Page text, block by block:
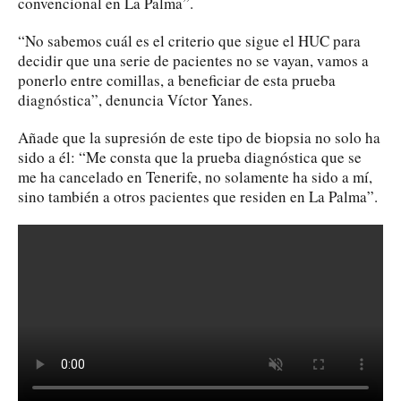
“No sabemos cuál es el criterio que sigue el HUC para
decidir que una serie de pacientes no se vayan, vamos a
ponerlo entre comillas, a beneficiar de esta prueba
diagnóstica”, denuncia Víctor Yanes.
Añade que la supresión de este tipo de biopsia no solo ha
sido a él: “Me consta que la prueba diagnóstica que se
me ha cancelado en Tenerife, no solamente ha sido a mí,
sino también a otros pacientes que residen en La Palma”.